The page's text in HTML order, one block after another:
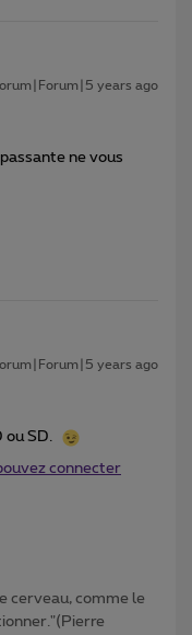
years ago
ne vous
years ago
ou SD.
connecter
cerveau, comme le